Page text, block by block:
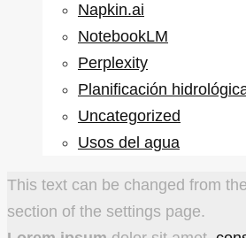
Napkin.ai
NotebookLM
Perplexity
Planificación
Uncategorized
Usos del agua
This text can be changed from
section of the settings page.